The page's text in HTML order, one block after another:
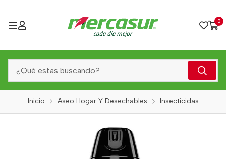
0
Inicio Aseo Hogar Y Desechables Insecticidas